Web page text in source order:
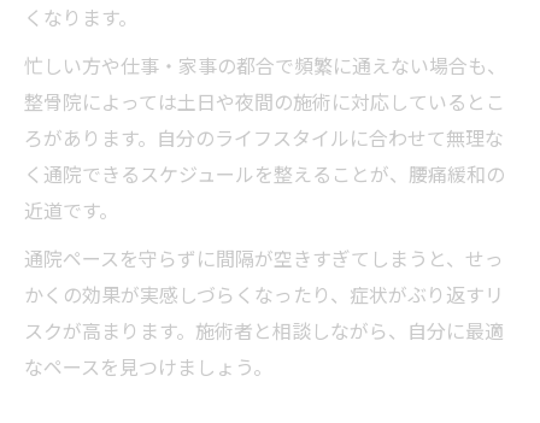
信頼される整骨院の特徴を徹底解説
整骨院選びで重視したいサポート体制
くなります。
忙しい方や仕事・家事の都合で頻繁に通えない場合も、
整骨院によっては土日や夜間の施術に対応しているとこ
ろがあります。自分のライフスタイルに合わせて無理な
く通院できるスケジュールを整えることが、腰痛緩和の
近道です。
通院ペースを守らずに間隔が空きすぎてしまうと、せっ
かくの効果が実感しづらくなったり、症状がぶり返すリ
スクが高まります。施術者と相談しながら、自分に最適
なペースを見つけましょう。